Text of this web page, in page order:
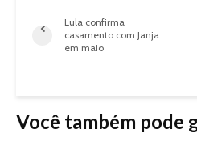
Lula confirma
casamento com Janja
em maio
Você também pode